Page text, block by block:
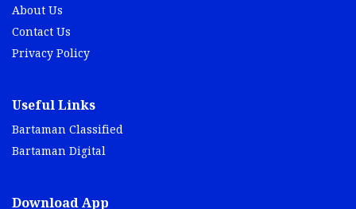
About Us
Contact Us
Privacy Policy
Useful Links
Bartaman Classified
Bartaman Digital
Download App